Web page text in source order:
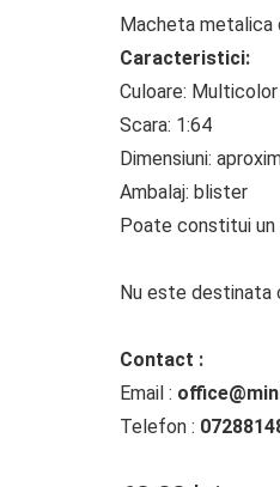
Macheta metalica
Caracteristici:
Culoare: Multicolor
Scara: 1:64
Dimensiuni:
Ambalaj: blister
Poate constitui
Nu este destinata
Contact :
Email :
Telefon :